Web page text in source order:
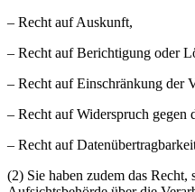
– Recht auf Auskunft,
– Recht auf Berichtigung oder
– Recht auf Einschränkung der
– Recht auf Widerspruch gegen
– Recht auf
(2) Sie haben zudem das Recht,